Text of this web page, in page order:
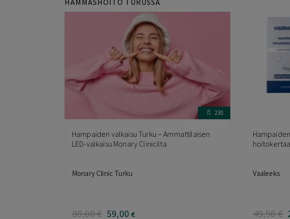
230
Hampaiden valkaisu Turku – Ammattilaisen
LED-valkaisu Monary Clinicilta
Monary Clinic Turku
89,00€ 59,00 €
Vaaleeks
49,90€